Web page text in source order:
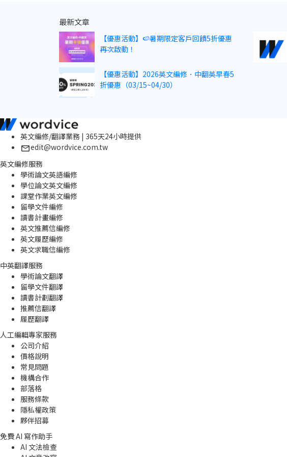
最新文章
【優惠活動】🍉暑期限定客戶回饋5折優惠
再次啟動！
【優惠活動】2026英文編修．中翻英早春5
折優惠（03/15~04/30）
英文編修/翻譯業務 | 365天24小時提供
edit@wordvice.com.tw
英文編修服務
學術論文英語編修
學位論文英文編修
課堂作業英文編修
留學文件編修
讀書計畫編修
英文推薦信編修
英文履歷編修
英文求職信編修
中英翻譯服務
學術論文翻譯
留學文件翻譯
讀書計劃翻譯
推薦信翻譯
履歷翻譯
人工編輯專家服務
公司介紹
價格說明
常見問題
機構合作
部落格
服務條款
隱私權政策
夥伴招募
免費 AI 寫作助手
AI 文法檢查